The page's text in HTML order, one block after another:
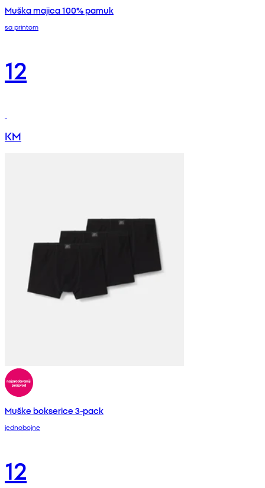
Muška majica 100% pamuk
sa printom
12
KM
Muške bokserice 3-pack
jednobojne
12